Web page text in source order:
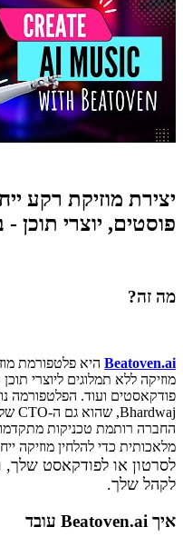
יצירת מוזיקת רקע
פוסטים, יוצרי תוכן
מה זה?
Beatoven.ai היא פלטפורמת
מוזיקה ללא תמלוגים ליוצרי תוכן
Bhardwaj, שהוא גם ה-CTO של החברה.
החברה רותמת טכניקות
מלאכותית כדי להלחין מוזיקה
לסרטון או לפודקאסט
לקהל שלך.
איך Beatoven.ai עובד